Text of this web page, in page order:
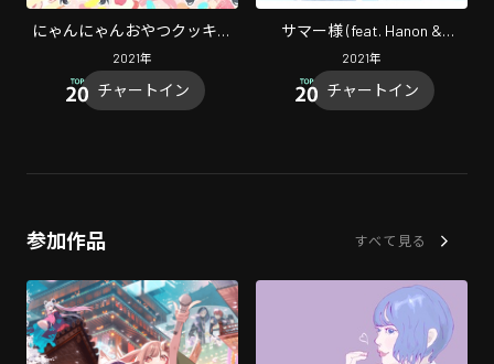
にゃんにゃんおやつクッキン
グ (feat. Hanon & Kotoha)
2021年
チャートイン
サマー様 (feat. Hanon &
Kotoha)
2021年
チャートイン
参加作品 すべて見る